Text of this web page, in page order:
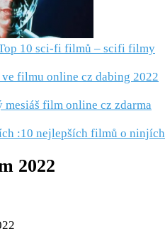
10 sci-fi filmů – scifi filmy
filmu online cz dabing 2022
mesiáš film online cz zdarma
:10 nejlepších filmů o ninjích
2022